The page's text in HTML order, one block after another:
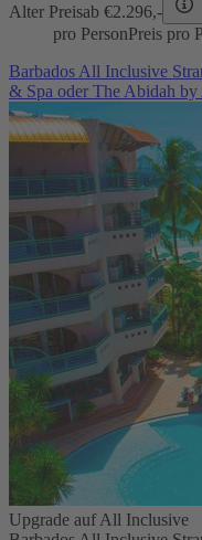
Alter Preisab €2.296,-
pro PersonPreis pro
Barbados All Inclusive
& Spa oder The Abidah by
Upgrade auf All Inclusive